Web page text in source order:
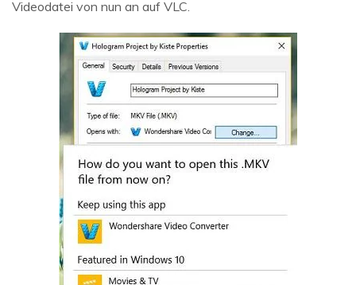
Videodatei von nun an auf VLC.